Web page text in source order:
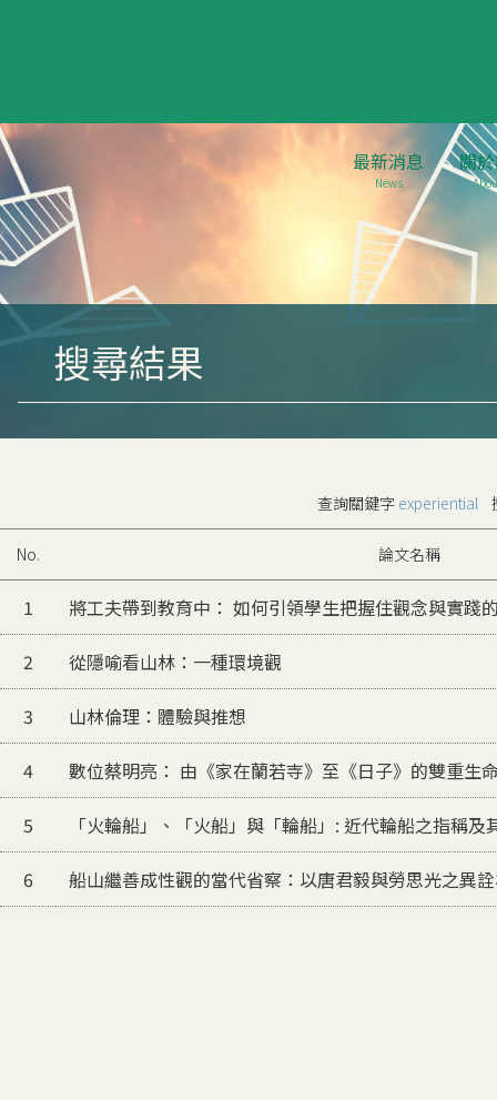
最新消息
News
關
搜尋結果
查詢關鍵字 experiential
No. 論文名稱
1 將工夫帶到教育中： 如何引領學生把握住觀念與實踐
2 從隱喻看山林：一種環境觀
3 山林倫理：體驗與推想
4 數位蔡明亮： 由《家在蘭若寺》至《日子》的雙重生
5 「火輪船」、「火船」與「輪船」: 近代輪船之指稱及
6 船山繼善成性觀的當代省察：以唐君毅與勞思光之異